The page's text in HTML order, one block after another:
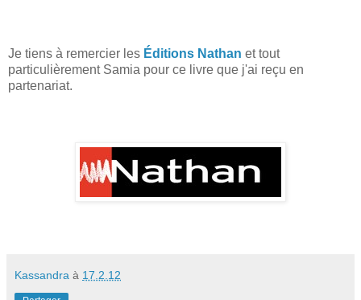
Je tiens à remercier les Éditions Nathan et tout
particulièrement Samia pour ce livre que j'ai reçu en
partenariat.
Kassandra à 17.2.12